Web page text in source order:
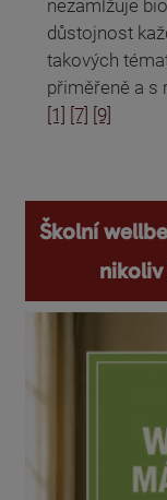
nezamlžuje
důstojnost
takových
přiměřeně a s
[1] [7] [9]
Školní